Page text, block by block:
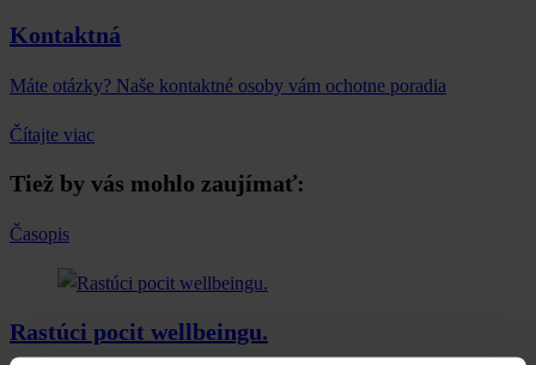
Kontaktná
Máte otázky? Naše kontaktné osoby vám ochotne poradia
Čítajte viac
Tiež by vás mohlo zaujímať:
Časopis
Rastúci pocit wellbeingu.